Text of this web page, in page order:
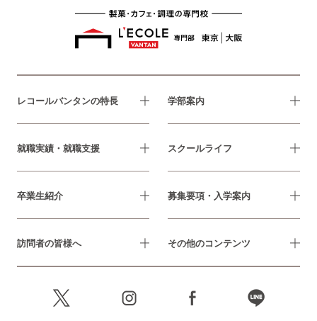
レコールバンタンの特長 学部案内
就職実績・就職支援 スクールライフ
卒業生紹介 募集要項・入学案内
訪問者の皆様へ その他のコンテンツ